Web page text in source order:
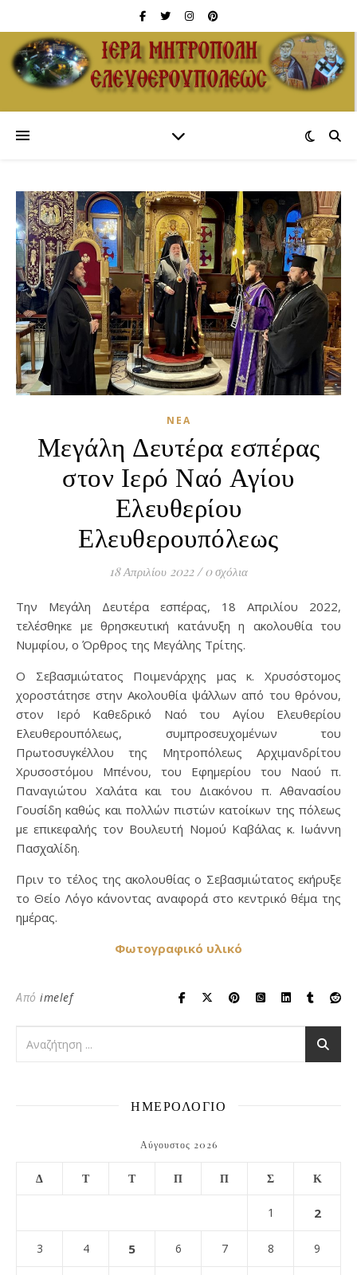
ΝΈΑ
Μεγάλη Δευτέρα εσπέρας
στον Ιερό Ναό Αγίου
Ελευθερίου
Ελευθερουπόλεως
18 Απριλίου 2022 / 0 σχόλια
Την Μεγάλη Δευτέρα εσπέρας, 18 Απριλίου 2022,
τελέσθηκε με θρησκευτική κατάνυξη η ακολουθία του
Νυμφίου, ο Όρθρος της Μεγάλης Τρίτης.
Ο Σεβασμιώτατος Ποιμενάρχης μας κ. Χρυσόστομος
χοροστάτησε στην Ακολουθία ψάλλων από του θρόνου,
στον Ιερό Καθεδρικό Ναό του Αγίου Ελευθερίου
Ελευθερουπόλεως, συμπροσευχομένων του
Πρωτοσυγκέλλου της Μητροπόλεως Αρχιμανδρίτου
Χρυσοστόμου Μπένου, του Εφημερίου του Ναού π.
Παναγιώτου Χαλάτα και του Διακόνου π. Αθανασίου
Γουσίδη καθώς και πολλών πιστών κατοίκων της πόλεως
με επικεφαλής τον Βουλευτή Νομού Καβάλας κ. Ιωάννη
Πασχαλίδη.
Πριν το τέλος της ακολουθίας ο Σεβασμιώτατος εκήρυξε
το Θείο Λόγο κάνοντας αναφορά στο κεντρικό θέμα της
ημέρας.
Φωτογραφικό υλικό
Από imelef
ΗΜΕΡΟΛΟΓΙΟ
Αύγουστος 2026
Δ Τ Τ Π Π Σ Κ
1 2
3 4 5 6 7 8 9